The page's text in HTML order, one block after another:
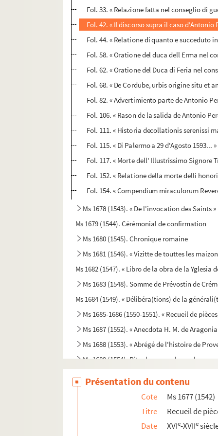
Fol. 33. « Relazione fatta nel conseglio di
Fol. 42. « Il discorso supra il caso d'Antonio
Fol. 44. « Relatione di quanto e succeduto
Fol. 58. « Oratione del duca dell Erma nel
Fol. 62. « Oratione del Duca di Feria nel
Fol. 68. « De Cordube, urbis origine situ et
Fol. 82. « Advertimiento parte de Antonio
Fol. 106. « Rason de la salida de Antonio
Fol. 111. « Historia decollationis serenissi
Fol. 115. « Di Palermo a 29 d'Agosto 1593... »
Fol. 117. « Morte dell' Illustrissimo
Fol. 152. « Relatione della morte delli
Fol. 154. « Compendium miraculorum
Ms 1678 (1543). « De l'invocation des Saints »
Ms 1679 (1544). Cérémonial de confirmation
Ms 1680 (1545). Chronique romaine
Ms 1681 (1546). « Vizitte de touttes les
Ms 1682 (1547). « Libro de la obra de la
Ms 1683 (1548). Somme de Prévostin de
Ms 1684 (1549). « Délibéra(tions) de la
Ms 1685-1686 (1550-1551). « Recueil de
Ms 1687 (1552). « Anecdota H. M. de
Ms 1688 (1553). « Abrégé de l'histoire de
Ms 1689 (1554). Rituel espagnol pour la
Présentation du contenu
Cote
Ms 1677 (1542)
Titre
Recueil de
Date
XVIe-XVIIe